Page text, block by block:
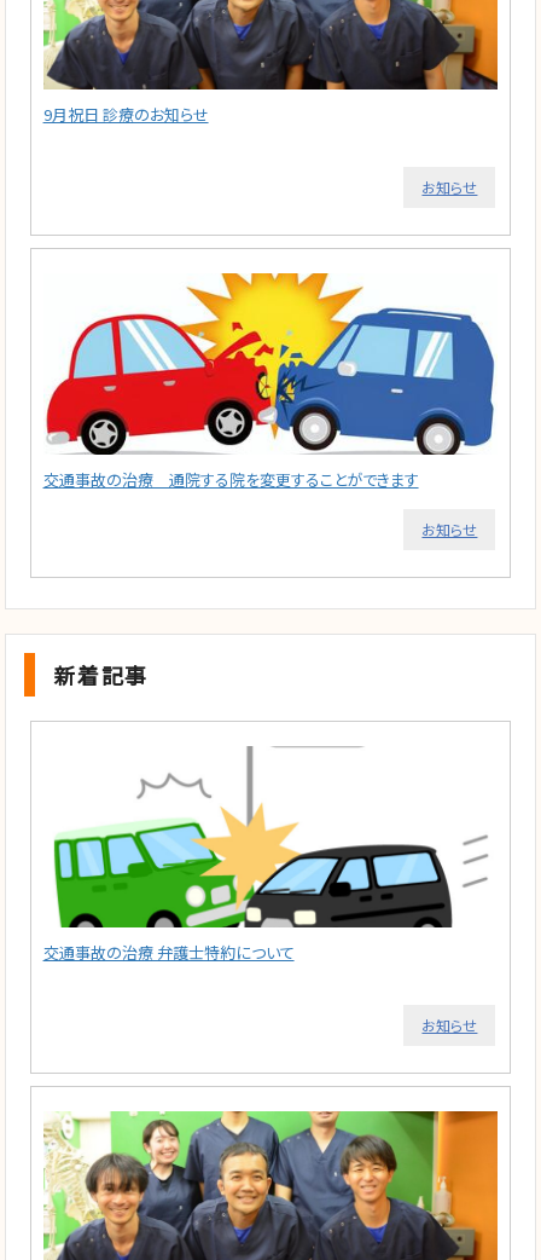
9月祝日 診療のお知らせ
お知らせ
交通事故の治療 通院する院を変更することができます
お知らせ
新着記事
交通事故の治療 弁護士特約について
お知らせ